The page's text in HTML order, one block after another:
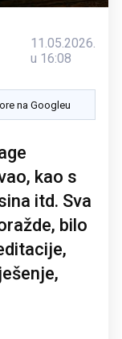
11.05.2026.
u 16:08
na Googleu
kao s
itd. Sva
bilo